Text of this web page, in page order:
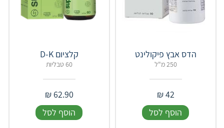
הדס אבץ פיקולינט
250 מ"ל
42
₪
הוסף לסל
קלציום D-K
60 טבליות
62.90
₪
הוסף לסל